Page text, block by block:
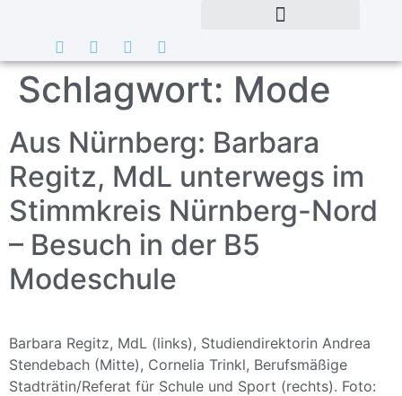
Schlagwort: Mode
Aus Nürnberg: Barbara
Regitz, MdL unterwegs im
Stimmkreis Nürnberg-Nord
– Besuch in der B5
Modeschule
Barbara Regitz, MdL (links), Studiendirektorin Andrea
Stendebach (Mitte), Cornelia Trinkl, Berufsmäßige
Stadträtin/Referat für Schule und Sport (rechts). Foto: